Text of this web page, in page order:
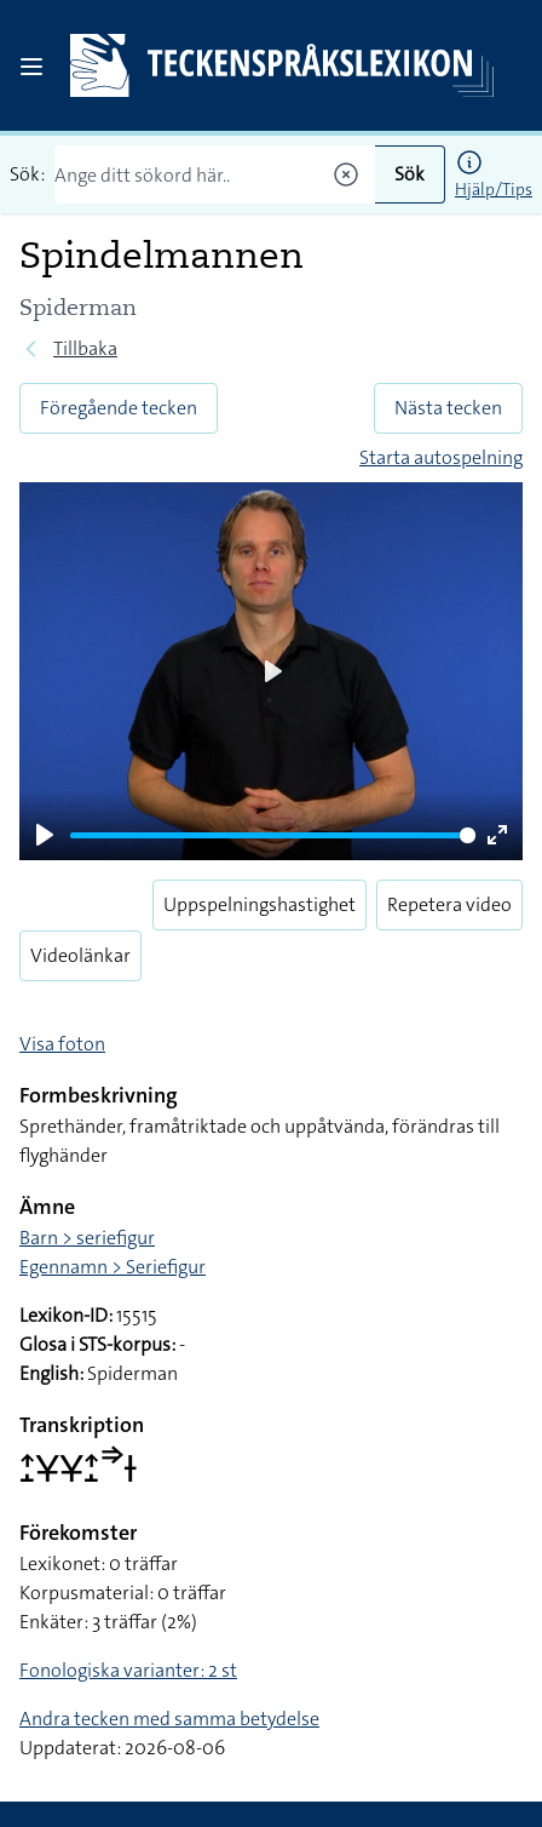
Sök: Sök
Hjälp/Tips
Spindelmannen
Spiderman
Tillbaka
Föregående tecken
Nästa tecken
Starta autospelning
Play
Enter
Videolänkar
Uppspelningshastighet Repetera video
Visa foton
Formbeskrivning
Sprethänder, framåtriktade och uppåtvända, förändras till
flyghänder
Ämne
Barn > seriefigur
Egennamn > Seriefigur
Lexikon-ID:15515
Glosa i STS-korpus:-
English:Spiderman
Transkription
􌤴􌤸􌥃􌥃􌤴􌤸􌦆􌥑
Förekomster
Lexikonet: 0 träffar
Korpusmaterial: 0 träffar
Enkäter: 3 träffar (2%)
Fonologiska varianter: 2 st
Andra tecken med samma betydelse
Uppdaterat: 2026-08-06